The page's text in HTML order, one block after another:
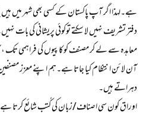
ہے۔لہذا اگر آپ پاکستان کے کسی بھی شہر میں
دفتر تشریف نہیں لا سکتے توکوئی پریشانی کی
معاہدہ سے لے کر مصنف کوکاپیوں کی فراہمی تک
آن لائن انتظام کیا جاتا ہے۔ہم اپنے معزز
دہراتے ہیں۔
اوراق کون سی اصناف/زبان کی کُتب شائع کرتا